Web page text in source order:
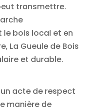
transmettre.
le bois local et en
La Gueule de Bois
et durable.
acte de respect
manière de